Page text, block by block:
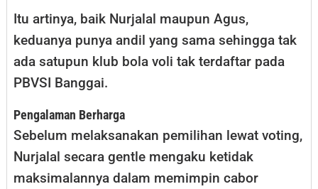
Itu artinya, baik Nurjalal maupun Agus,
keduanya punya andil yang sama sehingga tak
ada satupun klub bola voli tak terdaftar pada
PBVSI Banggai.
Pengalaman Berharga
Sebelum melaksanakan pemilihan lewat voting,
Nurjalal secara gentle mengaku ketidak
maksimalannya dalam memimpin cabor